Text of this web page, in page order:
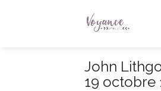
John
19 octobre